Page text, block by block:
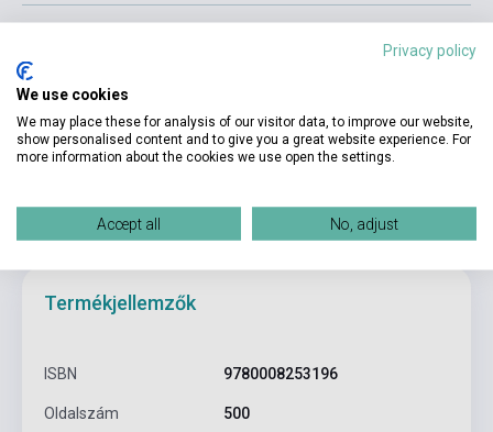
Termékjellemzők
ISBN 9780008253196
Oldalszám 500
Privacy policy
We use cookies
We may place these for analysis of our visitor data, to improve our website,
show personalised content and to give you a great website experience. For
more information about the cookies we use open the settings.
Accept all No, adjust